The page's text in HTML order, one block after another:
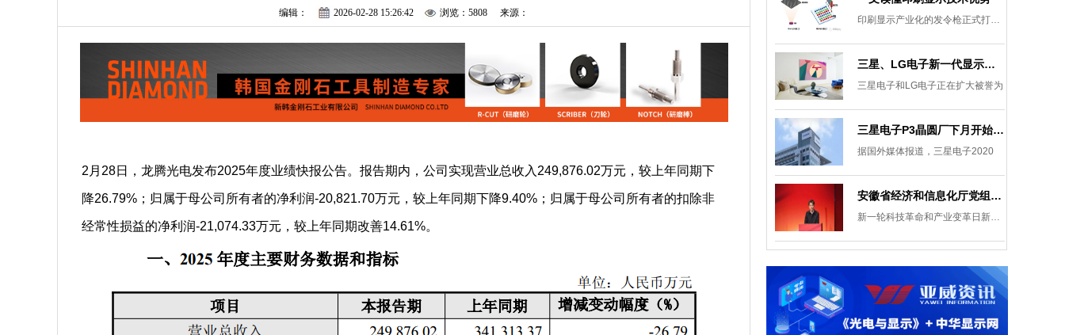
编辑： 2026-02-28 15:26:42 浏览：5808 来源：
2月28日，龙腾光电发布2025年度业绩快报公告。报告期内，公司实现营业总收入249,876.02万元，较上年同期下
降26.79%；归属于母公司所有者的净利润-20,821.70万元，较上年同期下降9.40%；归属于母公司所有者的扣除非
经常性损益的净利润-21,074.33万元，较上年同期改善14.61%。
印刷显示产业化的发令枪正式打响。
三星、LG电子新一代显示发展目标：集中扩大Micro LED 应用产品线
三星电子和LG电子正在扩大被誉为
三星电子P3晶圆厂下月开始安装设备，计划下半年建成
据国外媒体报道，三星电子2020
安徽省经济和信息化厅党组成员、副厅长柯文斌：掌握显示技术发展主动权 打造新型显示产业制造集群
新一轮科技革命和产业变革日新月异